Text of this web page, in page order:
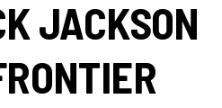
JACKSON